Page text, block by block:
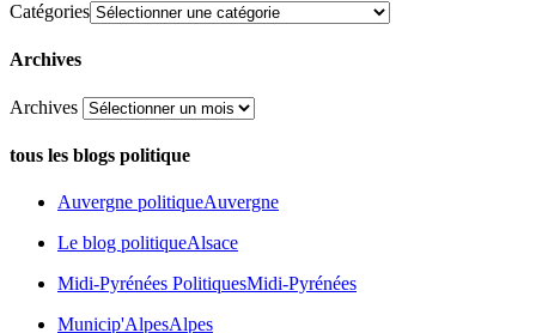
Catégories
Archives
Archives
tous les blogs politique
Auvergne politiqueAuvergne
Le blog politiqueAlsace
Midi-Pyrénées PolitiquesMidi-Pyrénées
Municip'AlpesAlpes